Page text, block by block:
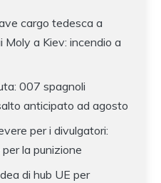
cargo tedesca a
Moly a Kiev: incendio a
007 spagnoli
anticipato ad agosto
per i divulgatori:
la punizione
di hub UE per